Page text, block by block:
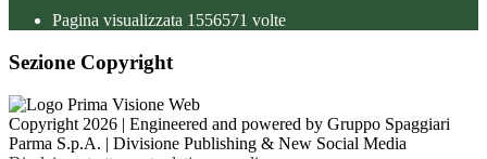
Pagina visualizzata 1556571 volte
Sezione Copyright
Copyright 2026 | Engineered and powered by Gruppo Spaggiari
Parma S.p.A. | Divisione Publishing & New Social Media